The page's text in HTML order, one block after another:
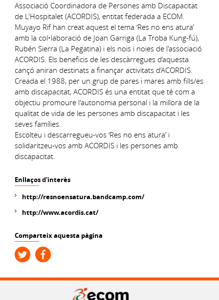
Associació Coordinadora de Persones amb Discapacitat
de L'Hospitalet (ACORDIS), entitat federada a ECOM.
Muyayo Rif han creat aquest el tema ‘Res no ens atura’
amb la col•laboració de Joan Garriga (La Troba Kung-fú),
Rubén Sierra (La Pegatina) i els nois i noies de l'associació
ACORDIS. Els beneficis de les descàrregues d’aquesta
cançó aniran destinats a finançar activitats d’ACORDIS.
Creada el 1988, per un grup de pares i mares amb fills/es
amb discapacitat, ACORDIS és una entitat que té com a
objectiu promoure l'autonomia personal i la millora de la
qualitat de vida de les persones amb discapacitat i les
seves famílies.
Escolteu i descarregueu-vos ‘Res no ens atura’ i
solidaritzeu-vos amb ACORDIS i les persones amb
discapacitat.
Enllaços d'interès
http://resnoensatura.bandcamp.com/
http://www.acordis.cat/
Comparteix aquesta pàgina